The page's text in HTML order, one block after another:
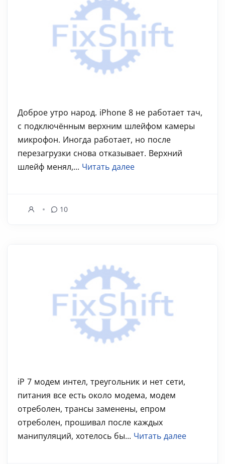
Доброе утро народ. iPhone 8 не работает тач,
с подключённым верхним шлейфом камеры
микрофон. Иногда работает, но после
перезагрузки снова отказывает. Верхний
шлейф менял,... Читать далее
10
iP 7 модем интел, треугольник и нет сети,
питания все есть около модема, модем
отреболен, трансы заменены, епром
отреболен, прошивал после каждых
манипуляций, хотелось бы... Читать далее